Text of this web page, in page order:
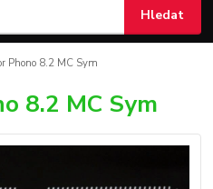
Hledat
Phono 8.2 MC Sym
8.2 MC Sym